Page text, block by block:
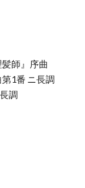
師』序曲
1番 ニ長調
調